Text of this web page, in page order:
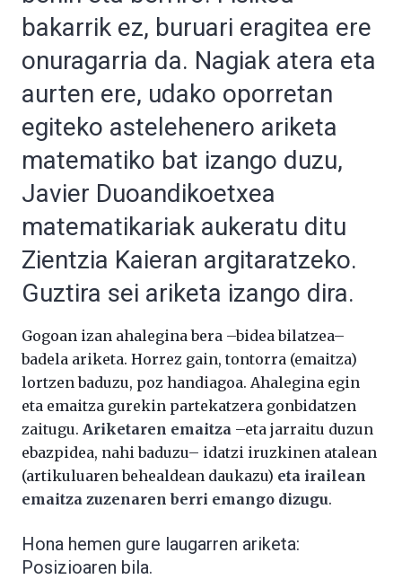
bakarrik ez, buruari eragitea ere
onuragarria da. Nagiak atera eta
aurten ere, udako oporretan
egiteko astelehenero ariketa
matematiko bat izango duzu,
Javier Duoandikoetxea
matematikariak aukeratu ditu
Zientzia Kaieran argitaratzeko.
Guztira sei ariketa izango dira.
Gogoan izan ahalegina bera –bidea bilatzea–
badela ariketa. Horrez gain, tontorra (emaitza)
lortzen baduzu, poz handiagoa. Ahalegina egin
eta emaitza gurekin partekatzera gonbidatzen
zaitugu. Ariketaren emaitza –eta jarraitu duzun
ebazpidea, nahi baduzu– idatzi iruzkinen atalean
(artikuluaren behealdean daukazu) eta irailean
emaitza zuzenaren berri emango dizugu.
Hona hemen gure laugarren ariketa:
Posizioaren bila.